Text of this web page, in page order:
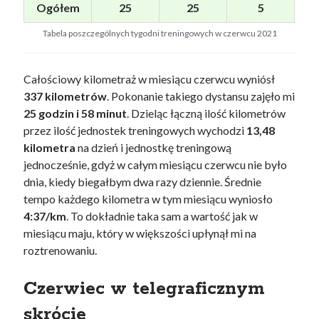
Ogółem 25 25 5
Tabela poszczególnych tygodni treningowych w czerwcu 2021
Całościowy kilometraż w miesiącu czerwcu wyniósł
337 kilometrów. Pokonanie takiego dystansu zajęło mi
25 godzin i 58 minut. Dzieląc łączną ilość kilometrów
przez ilość jednostek treningowych wychodzi 13,48
kilometra na dzień i jednostkę treningową
jednocześnie, gdyż w całym miesiącu czerwcu nie było
dnia, kiedy biegałbym dwa razy dziennie. Średnie
tempo każdego kilometra w tym miesiącu wyniosło
4:37/km. To dokładnie taka sam a wartość jak w
miesiącu maju, który w większości upłynął mi na
roztrenowaniu.
Czerwiec w telegraficznym